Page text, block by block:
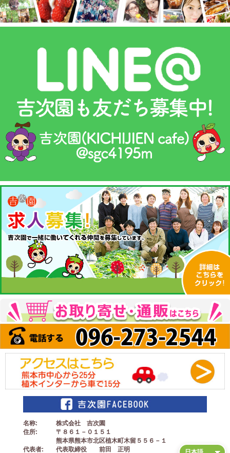
名称
株式会社 吉次園
住所
〒８６１－０１５１
熊本県熊本市北区植木町木留５５６－１
代表者
代表取締役 前田 正明